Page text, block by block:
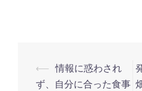
投
稿
⟵
情報に惑わされ
ず、自分に合った食事